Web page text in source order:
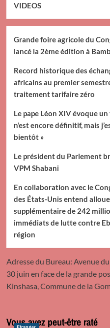
VIDEOS
Grande foire agricole du
lancé la 2ème édition à
Record historique des
africains au premier
traitement tarifaire zéro
Le pape Léon XIV évoque
n’est encore définitif, mais
bientôt »
Le président du Parlement
VPM Shabani
En collaboration avec le
des États-Unis entend
supplémentaire de 242
immédiats de lutte contre
région
Adresse du Bureau: Avenue
30 juin en face de la grande
Kinshasa, Commune de la
Vous avez peut-être raté